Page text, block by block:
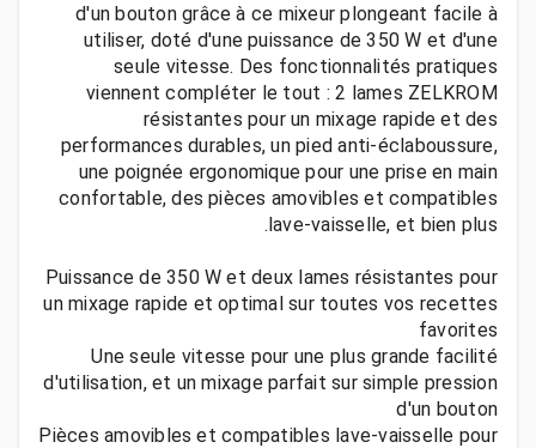
d'un bouton grâce à ce mixeur plongeant facile à
utiliser, doté d'une puissance de 350 W et d'une
seule vitesse. Des fonctionnalités pratiques
viennent compléter le tout : 2 lames ZELKROM
résistantes pour un mixage rapide et des
performances durables, un pied anti-éclaboussure,
une poignée ergonomique pour une prise en main
confortable, des pièces amovibles et compatibles
Puissance de 350 W et deux lames résistantes pour
un mixage rapide et optimal sur toutes vos recettes
Une seule vitesse pour une plus grande facilité
d'utilisation, et un mixage parfait sur simple pression
d'un bouton
Pièces amovibles et compatibles lave-vaisselle pour